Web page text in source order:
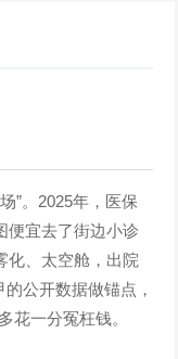
”。2025年，医保
便宜去了街边小诊
化、太空舱，出院
公开数据做锚点，
花一分冤枉钱。